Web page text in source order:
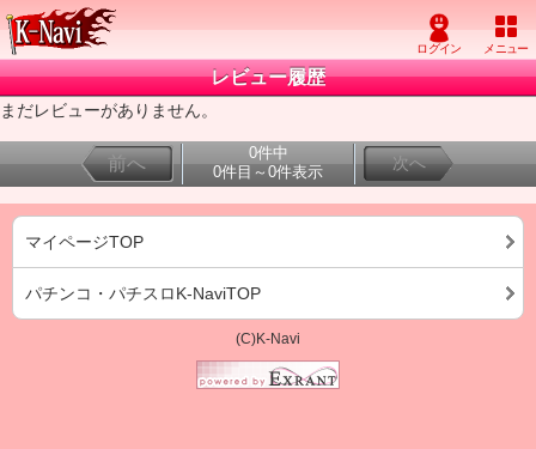
レビュー履歴
まだレビューがありません。
前へ
0件中
0件目～0件表示
次へ
マイページTOP
パチンコ・パチスロK-NaviTOP
(C)K-Navi